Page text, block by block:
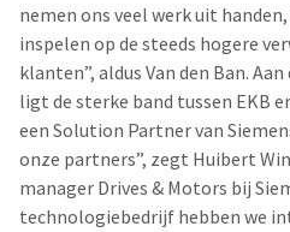
nemen ons veel werk uit
inspelen op de steeds hogere
klanten”, aldus Van den Ban.
ligt de sterke band tussen EKB
een Solution Partner van
onze partners”, zegt Huibert
manager Drives & Motors bij
technologiebedrijf hebben we